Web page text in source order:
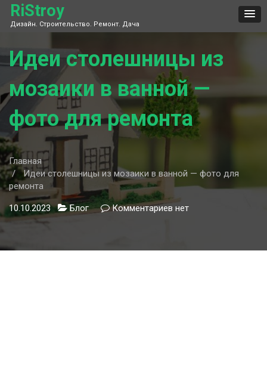
Skip
content
RiStroy
Дизайн. Строительство. Ремонт. Дача
Идеи столешницы из
мозаики в ванной —
фото для ремонта
Главная
Идеи столешницы из мозаики в ванной — фото для
ремонта
10.10.2023 Блог Комментариев кнет